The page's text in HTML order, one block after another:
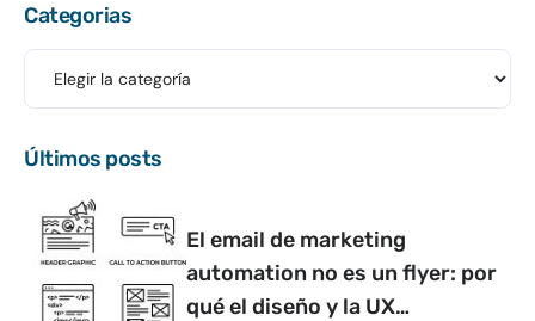
Categorias
Últimos posts
El email de marketing
automation no es un flyer: por
qué el diseño y la UX